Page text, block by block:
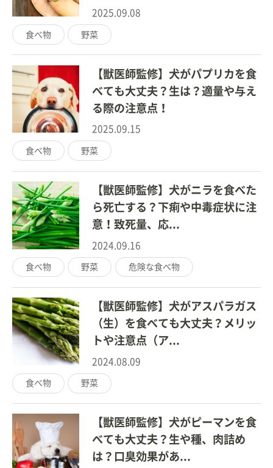
2025.09.08
食べ物 野菜
【獣医師監修】犬がパプリカを食
べても大丈夫？生は？適量や与え
る際の注意点！
2025.09.15
食べ物 野菜
【獣医師監修】犬がニラを食べた
ら死亡する？下痢や中毒症状に注
意！致死量、応...
2024.09.16
食べ物 野菜 危険な食べ物
【獣医師監修】犬がアスパラガス
（生）を食べても大丈夫？メリッ
トや注意点（ア...
2024.08.09
食べ物 野菜
【獣医師監修】犬がピーマンを食
べても大丈夫？生や種、肉詰め
は？口臭効果があ...